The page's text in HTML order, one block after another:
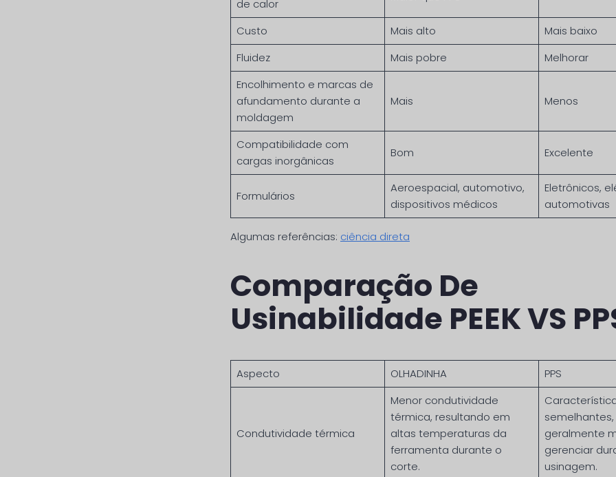
de calor
Custo Mais alto
Mais baixo
Fluidez
Mais pobre
Melhorar
Encolhimento e marcas de
afundamento durante a
moldagem
Mais Menos
Compatibilidade com
cargas inorgânicas
Bom Excelente
Formulários
Aeroespacial, automotivo,
dispositivos médicos
Eletrônicos,
automotivas
Algumas referências: ciência direta
Comparação De
Usinabilidade PEEK VS
Aspecto OLHADINHA PPS
Condutividade térmica
Menor condutividade
térmica, resultando em
altas temperaturas da
ferramenta durante o
corte.
geralmente
gerenciar
usinagem.